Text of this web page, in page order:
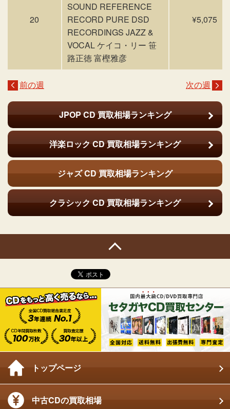
20
SOUND REFERENCE
RECORD PURE DSD
RECORDINGS JAZZ &
VOCAL ケイコ・リー 笹
路正徳 富樫雅彦
¥5,075
前の週 次の週
JPOP CD買取相場ランキング
洋楽ロック CD買取相場ランキング
ジャズ CD 買取相場ランキング
クラシック CD買取相場ランキング
トップページ
中古CDの買取相場